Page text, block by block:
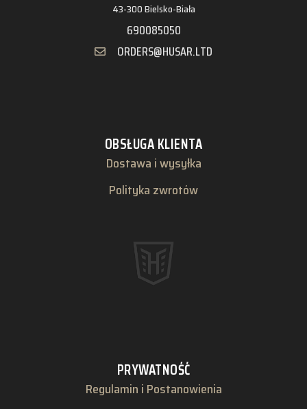
43-300 Bielsko-Biała
690085050
ORDERS@HUSAR.LTD
OBSŁUGA KLIENTA
Dostawa i wysyłka
Polityka zwrotów
PRYWATNOŚĆ
Regulamin i Postanowienia